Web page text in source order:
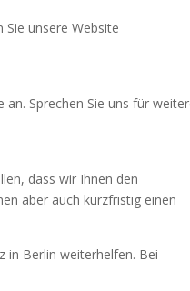
Sie unsere Website
Sprechen Sie uns für
dass wir Ihnen den
aber auch kurzfristig einen
in Berlin weiterhelfen. Bei